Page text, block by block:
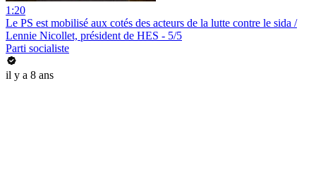
1:20
Le PS est mobilisé aux cotés des acteurs de la lutte contre le sida /
Lennie Nicollet, président de HES - 5/5
Parti socialiste
il y a 8 ans